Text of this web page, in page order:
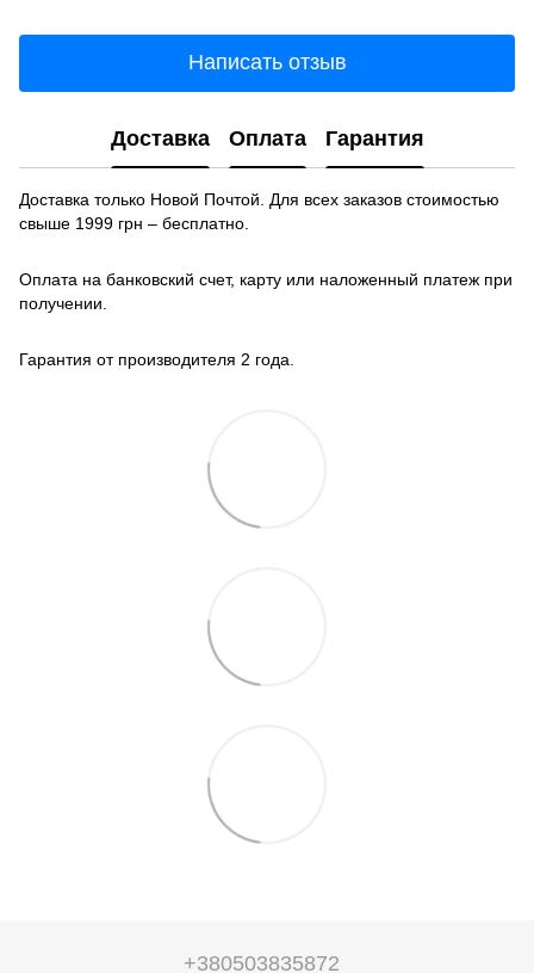
Написать отзыв
Доставка Оплата Гарантия
Доставка только Новой Почтой. Для всех заказов стоимостью
свыше 1999 грн – бесплатно.
Оплата на банковский счет, карту или наложенный платеж при
получении.
Гарантия от производителя 2 года.
+380503835872